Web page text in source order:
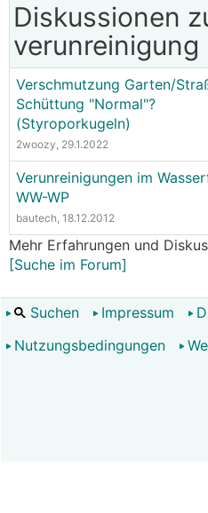
Diskussionen
verunreinigung
Verschmutzung Garten/
Schüttung "Normal"?
(Styroporkugeln)
2woozy, 29.1.2022
Verunreinigungen im
WW-WP
bautech, 18.12.2012
Mehr Erfahrungen und
[Suche im Forum]
Suchen Impressum
Nutzungsbedingungen